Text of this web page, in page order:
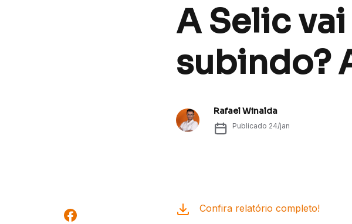
A Selic
subindo?
Rafael Winalda
Publicado 24/jan
Confira relatório completo!